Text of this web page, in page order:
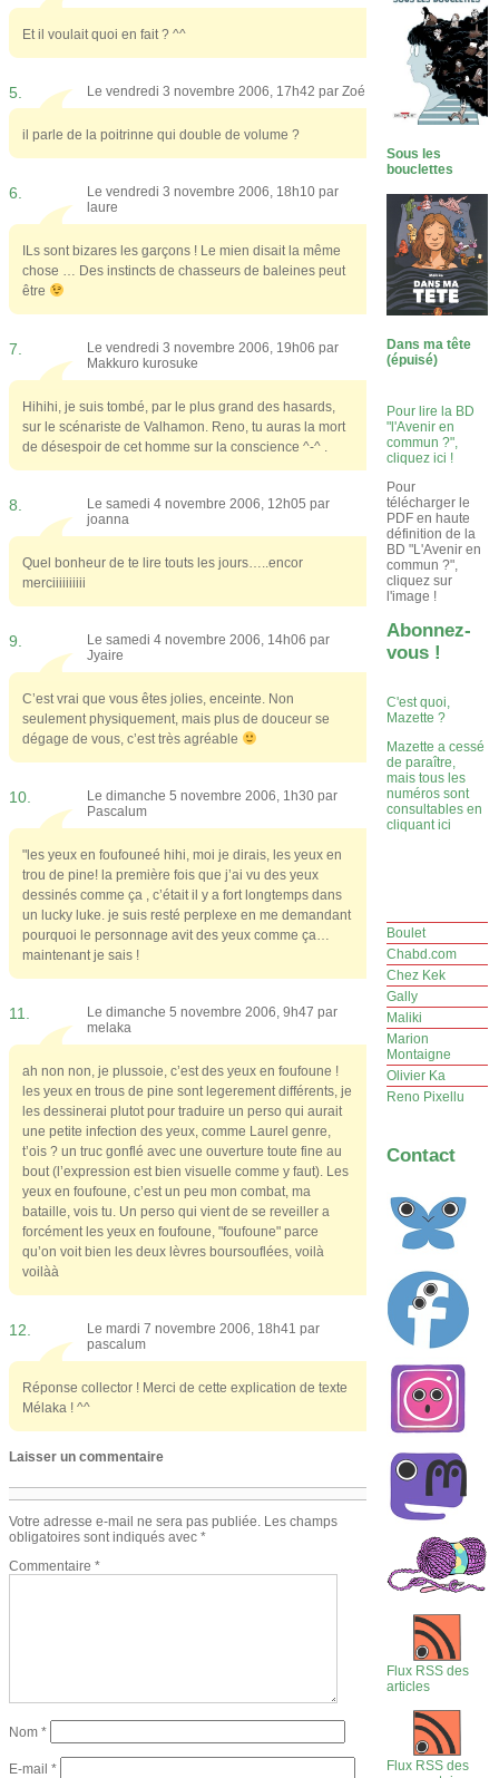
Et il voulait quoi en fait ? ^^
5. Le vendredi 3 novembre 2006, 17h42 par Zoé
il parle de la poitrinne qui double de volume ?
6.
Le vendredi 3 novembre 2006, 18h10 par
laure
ILs sont bizares les garçons ! Le mien disait la même
chose … Des instincts de chasseurs de baleines peut
être
7.
Le vendredi 3 novembre 2006, 19h06 par
Makkuro kurosuke
Hihihi, je suis tombé, par le plus grand des hasards,
sur le scénariste de Valhamon. Reno, tu auras la mort
de désespoir de cet homme sur la conscience ^-^ .
8.
Le samedi 4 novembre 2006, 12h05 par
joanna
Quel bonheur de te lire touts les jours…..encor
merciiiiiiiiii
9.
Le samedi 4 novembre 2006, 14h06 par
Jyaire
C’est vrai que vous êtes jolies, enceinte. Non
seulement physiquement, mais plus de douceur se
dégage de vous, c’est très agréable
10.
Le dimanche 5 novembre 2006, 1h30 par
Pascalum
"les yeux en foufouneé hihi, moi je dirais, les yeux en
trou de pine! la première fois que j’ai vu des yeux
dessinés comme ça , c’était il y a fort longtemps dans
un lucky luke. je suis resté perplexe en me demandant
pourquoi le personnage avit des yeux comme ça…
maintenant je sais !
11.
Le dimanche 5 novembre 2006, 9h47 par
melaka
ah non non, je plussoie, c’est des yeux en foufoune !
les yeux en trous de pine sont legerement différents, je
les dessinerai plutot pour traduire un perso qui aurait
une petite infection des yeux, comme Laurel genre,
t’ois ? un truc gonflé avec une ouverture toute fine au
bout (l’expression est bien visuelle comme y faut). Les
yeux en foufoune, c’est un peu mon combat, ma
bataille, vois tu. Un perso qui vient de se reveiller a
forcément les yeux en foufoune, "foufoune" parce
qu’on voit bien les deux lèvres boursouflées, voilà
voilàà
12.
Le mardi 7 novembre 2006, 18h41 par
pascalum
Réponse collector ! Merci de cette explication de texte
Mélaka ! ^^
Laisser un commentaire
Votre adresse e-mail ne sera pas publiée. Les champs
obligatoires sont indiqués avec *
Commentaire *
Nom *
E-mail *
Sous les
bouclettes
Dans ma tête
(épuisé)
Pour lire la BD
"l'Avenir en
commun ?",
cliquez ici !
Pour
télécharger le
PDF en haute
définition de la
BD "L'Avenir en
commun ?",
cliquez sur
l'image !
Abonnez-
vous !
C'est quoi,
Mazette ?
Mazette a cessé
de paraître,
mais tous les
numéros sont
consultables en
cliquant ici
Boulet
Chabd.com
Chez Kek
Gally
Maliki
Marion
Montaigne
Olivier Ka
Reno Pixellu
Contact
Flux RSS des
articles
Flux RSS des